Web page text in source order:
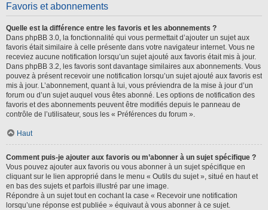
Favoris et abonnements
Quelle est la différence entre les favoris et les abonnements ?
Dans phpBB 3.0, la fonctionnalité qui vous permettait d’ajouter un sujet aux
favoris était similaire à celle présente dans votre navigateur internet. Vous ne
receviez aucune notification lorsqu’un sujet ajouté aux favoris était mis à jour.
Dans phpBB 3.2, les favoris sont davantage similaires aux abonnements. Vous
pouvez à présent recevoir une notification lorsqu’un sujet ajouté aux favoris est
mis à jour. L’abonnement, quant à lui, vous préviendra de la mise à jour d’un
forum ou d’un sujet auquel vous êtes abonné. Les options de notification des
favoris et des abonnements peuvent être modifiés depuis le panneau de
contrôle de l’utilisateur, sous les « Préférences du forum ».
Haut
Comment puis-je ajouter aux favoris ou m’abonner à un sujet spécifique ?
Vous pouvez ajouter aux favoris ou vous abonner à un sujet spécifique en
cliquant sur le lien approprié dans le menu « Outils du sujet », situé en haut et
en bas des sujets et parfois illustré par une image.
Répondre à un sujet tout en cochant la case « Recevoir une notification
lorsqu’une réponse est publiée » équivaut à vous abonner à ce sujet.